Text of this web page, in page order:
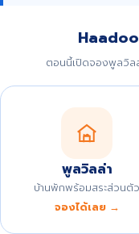
ตอนนี้เปิดจองพูลวิล
พูลวิลล่า
บ้านพักพร้อมสระส่วนตัว
จองได้เลย →